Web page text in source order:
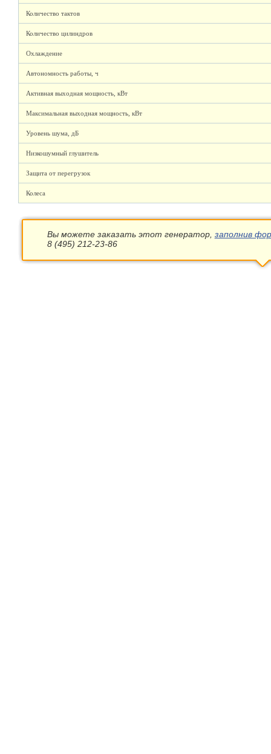
Количество тактов
Количество цилиндров
Охлаждение
Автономность работы, ч
Активная выходная мощность, кВт
Максимальная выходная мощность, кВт
Уровень шума, дБ
Низкошумный глушитель
Защита от перегрузок
Колеса
Вы можете заказать этот генератор, заполнив
8 (495) 212-23-86